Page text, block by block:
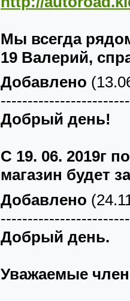
Мы всегда
19 Валерий,
Добавлено
Добрый день!
C 19. 06. 2019г
магазин будет
Добавлено
Добрый день.
Уважаемые